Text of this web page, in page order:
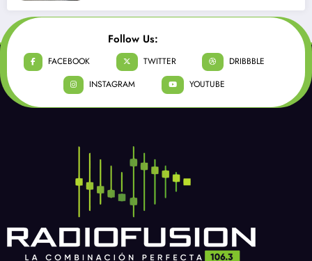
Follow Us:
FACEBOOK TWITTER
DRIBBBLE
INSTAGRAM
YOUTUBE